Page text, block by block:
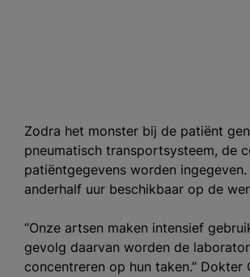
Zodra het monster bij de patiënt
pneumatisch transportsysteem, de
patiëntgegevens worden
anderhalf uur beschikbaar op de
“Onze artsen maken intensief
gevolg daarvan worden de
concentreren op hun taken.”